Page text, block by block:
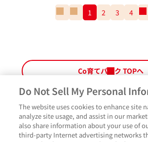
番
ペ
ー
ジ
の
1 2 3 4
いいね
Co育てパーク TOPへ
ペ
ー
ジ
最
よくあるご質問 ご利用規約Glicoメンバーズ会員規
サイトマップお問い合わせCookie設定
Do Not Sell My Personal
The website uses cookies to enhance site
analyze site usage, and assist in our
also share information about your use of
third-party Internet advertising networks